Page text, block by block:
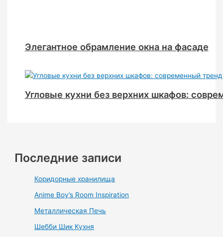
Элегантное обрамление окна на фасаде
Угловые кухни без верхних шкафов:
Последние записи
Коридорные хранилища
Anime Boy’s Room Inspiration
Металлическая Печь
Шебби Шик Кухня